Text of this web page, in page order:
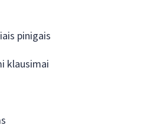
pinigais
klausimai